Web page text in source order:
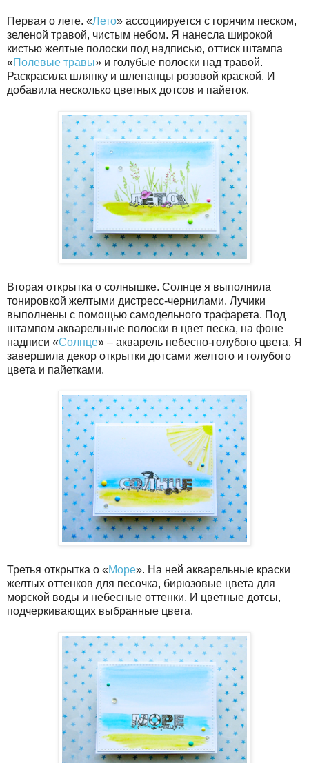
Первая о лете. «Лето» ассоциируется с горячим песком,
зеленой травой, чистым небом. Я нанесла широкой
кистью желтые полоски под надписью, оттиск штампа
«Полевые травы» и голубые полоски над травой.
Раскрасила шляпку и шлепанцы розовой краской. И
добавила несколько цветных дотсов и пайеток.
Вторая открытка о солнышке. Солнце я выполнила
тонировкой желтыми дистресс-чернилами. Лучики
выполнены с помощью самодельного трафарета. Под
штампом акварельные полоски в цвет песка, на фоне
надписи «Солнце» – акварель небесно-голубого цвета. Я
завершила декор открытки дотсами желтого и голубого
цвета и пайетками.
Третья открытка о «Море». На ней акварельные краски
желтых оттенков для песочка, бирюзовые цвета для
морской воды и небесные оттенки. И цветные дотсы,
подчеркивающих выбранные цвета.